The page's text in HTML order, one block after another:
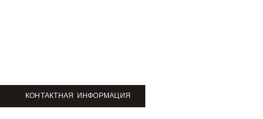
КОНТАКТНАЯ ИНФОРМАЦИЯ